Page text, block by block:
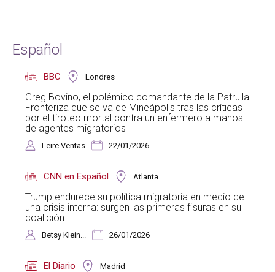
Español
BBC Londres
Greg Bovino, el polémico comandante de la Patrulla
Fronteriza que se va de Mineápolis tras las críticas
por el tiroteo mortal contra un enfermero a manos
de agentes migratorios
Leire Ventas 22/01/2026
CNN en Español Atlanta
Trump endurece su política migratoria en medio de
una crisis interna: surgen las primeras fisuras en su
coalición
Betsy Klein... 26/01/2026
El Diario Madrid